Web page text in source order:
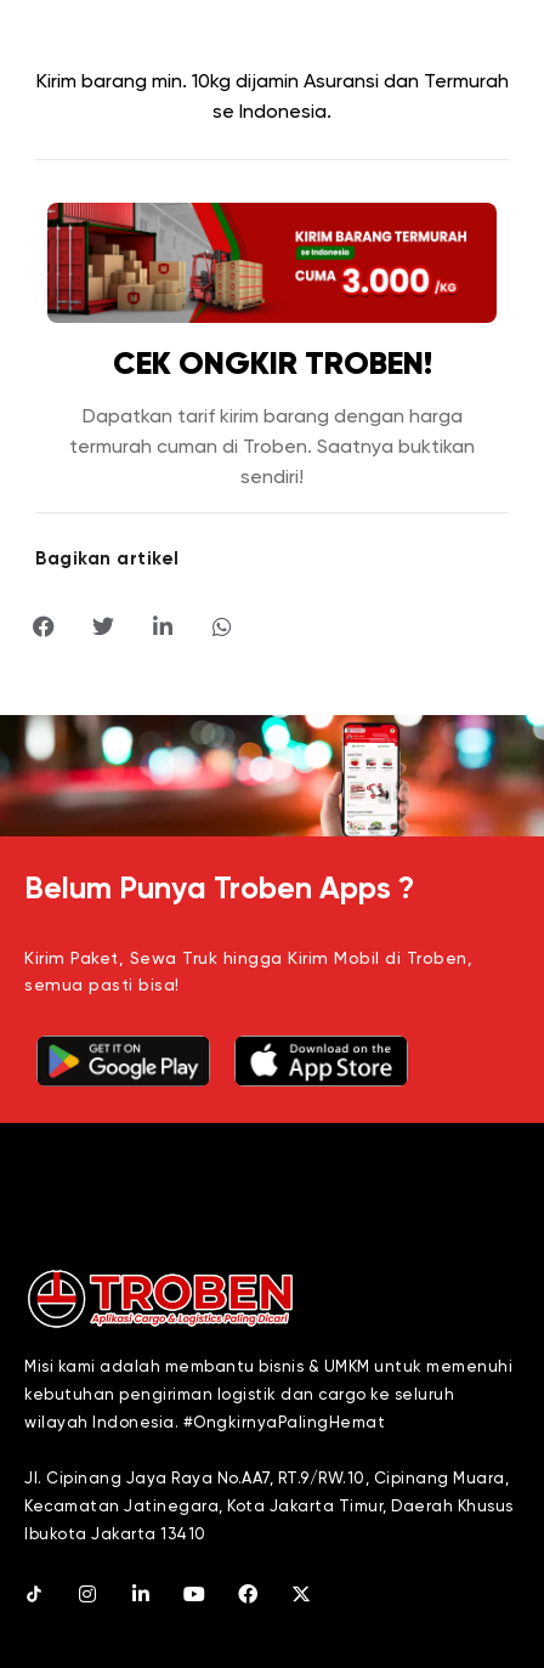
Kirim barang min. 10kg dijamin Asuransi dan Termurah
se Indonesia.
CEK ONGKIR TROBEN!
Dapatkan tarif kirim barang dengan harga
termurah cuman di Troben. Saatnya buktikan
sendiri!
Bagikan artikel
Belum Punya Troben Apps ?
Kirim Paket, Sewa Truk hingga Kirim Mobil di Troben,
semua pasti bisa!
Misi kami adalah membantu bisnis & UMKM untuk memenuhi
kebutuhan pengiriman logistik dan cargo ke seluruh
wilayah Indonesia. #OngkirnyaPalingHemat
Jl. Cipinang Jaya Raya No.AA7, RT.9/RW.10, Cipinang Muara,
Kecamatan Jatinegara, Kota Jakarta Timur, Daerah Khusus
Ibukota Jakarta 13410